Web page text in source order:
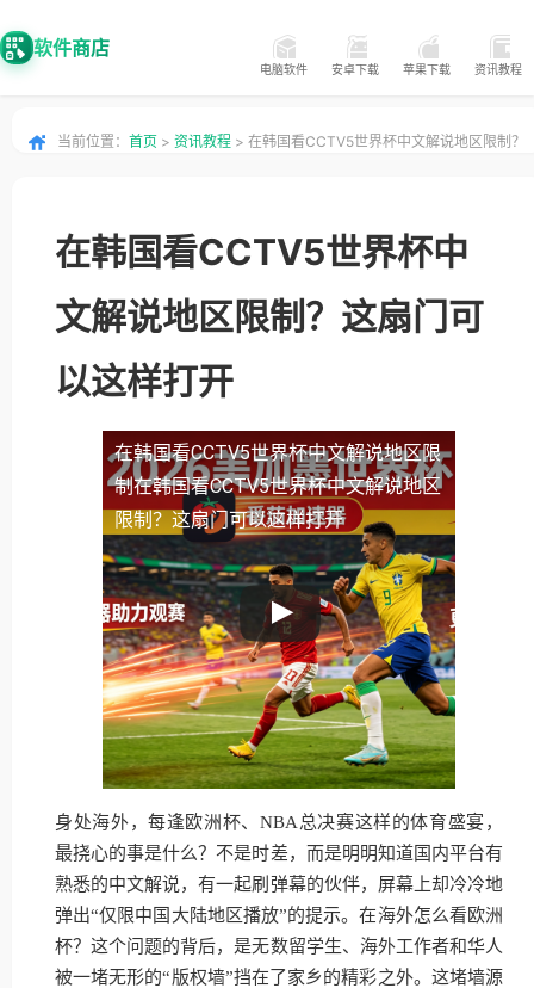
软件商店
电脑软件 安卓下载 苹果下载 资讯教程
当前位置： 首页 > 资讯教程 > 在韩国看CCTV5世界杯中文解说地区限制？
在韩国看CCTV5世界杯中
文解说地区限制？这扇门可
以这样打开
在韩国看CCTV5世界杯中文解说地区限
制在韩国看CCTV5世界杯中文解说地区
限制？这扇门可以这样打开
身处海外，每逢欧洲杯、NBA总决赛这样的体育盛宴，
最挠心的事是什么？不是时差，而是明明知道国内平台有
熟悉的中文解说，有一起刷弹幕的伙伴，屏幕上却冷冷地
弹出“仅限中国大陆地区播放”的提示。在海外怎么看欧洲
杯？这个问题的背后，是无数留学生、海外工作者和华人
被一堵无形的“版权墙”挡在了家乡的精彩之外。这堵墙源